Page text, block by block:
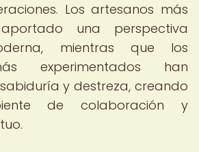
Los artesanos más
una perspectiva
mientras que los
experimentados han
y destreza, creando
de colaboración y